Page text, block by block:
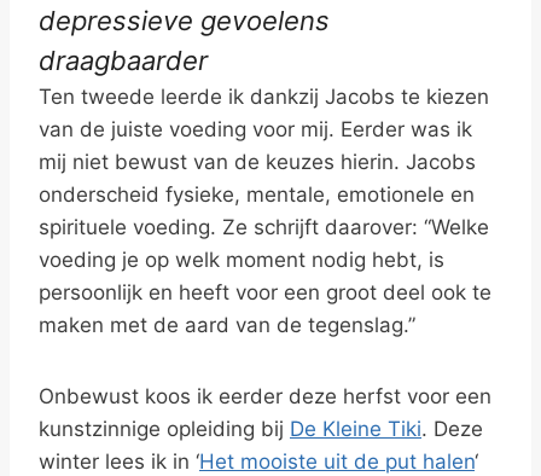
depressieve gevoelens
draagbaarder
Ten tweede leerde ik dankzij Jacobs te kiezen
van de juiste voeding voor mij. Eerder was ik
mij niet bewust van de keuzes hierin. Jacobs
onderscheid fysieke, mentale, emotionele en
spirituele voeding. Ze schrijft daarover: “Welke
voeding je op welk moment nodig hebt, is
persoonlijk en heeft voor een groot deel ook te
maken met de aard van de tegenslag.”
Onbewust koos ik eerder deze herfst voor een
kunstzinnige opleiding bij De Kleine Tiki. Deze
winter lees ik in ‘Het mooiste uit de put halen‘